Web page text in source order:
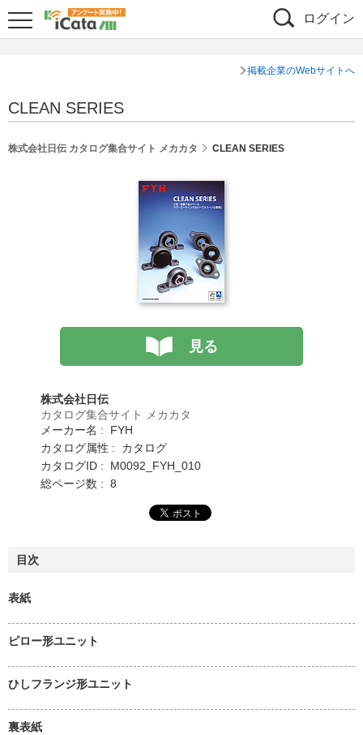
ログイン
掲載企業のWebサイトへ
CLEAN SERIES
株式会社日伝 カタログ集合サイト メカカタ CLEAN SERIES
見る
株式会社日伝
カタログ集合サイト メカカタ
メーカー名 : FYH
カタログ属性 : カタログ
カタログID : M0092_FYH_010
総ページ数 : 8
目次
表紙
ピロー形ユニット
ひしフランジ形ユニット
裏表紙